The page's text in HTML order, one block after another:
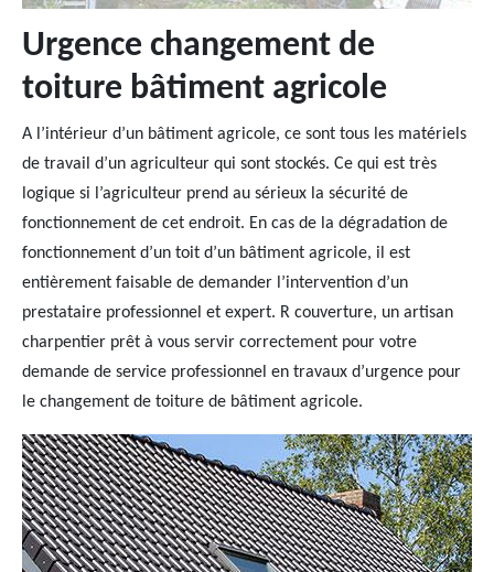
Urgence changement de
toiture bâtiment agricole
A l’intérieur d’un bâtiment agricole, ce sont tous les matériels
de travail d’un agriculteur qui sont stockés. Ce qui est très
logique si l’agriculteur prend au sérieux la sécurité de
fonctionnement de cet endroit. En cas de la dégradation de
fonctionnement d’un toit d’un bâtiment agricole, il est
entièrement faisable de demander l’intervention d’un
prestataire professionnel et expert. R couverture, un artisan
charpentier prêt à vous servir correctement pour votre
demande de service professionnel en travaux d’urgence pour
le changement de toiture de bâtiment agricole.